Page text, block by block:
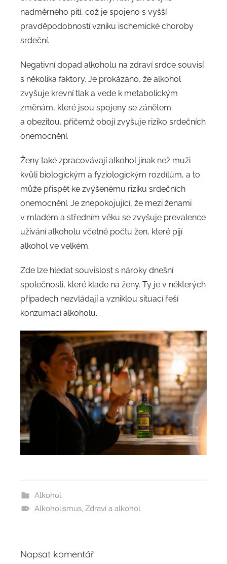
nadměrného pití, což je spojeno s vyšší
pravděpodobností vzniku ischemické choroby
srdeční.
Negativní dopad alkoholu na zdraví srdce souvisí
s několika faktory. Je prokázáno, že alkohol
zvyšuje krevní tlak a vede k metabolickým
změnám, které jsou spojeny se zánětem
a obezitou, přičemž obojí zvyšuje riziko srdečních
onemocnění.
Ženy také zpracovávají alkohol jinak než muži
kvůli biologickým a fyziologickým rozdílům, a to
může přispět ke zvýšenému riziku srdečních
onemocnění. Je znepokojující, že mezi ženami
v mladém a středním věku se zvyšuje prevalence
užívání alkoholu včetně počtu žen, které pijí
alkohol ve velkém.
Zde lze hledat souvislost s nároky dnešní
společnosti, které klade na ženy. Ty je v některých
případech nezvládají a vzniklou situací řeší
konzumací alkoholu.
Alkohol
Alkoholismus, Zdraví a alkohol
Napsat komentář